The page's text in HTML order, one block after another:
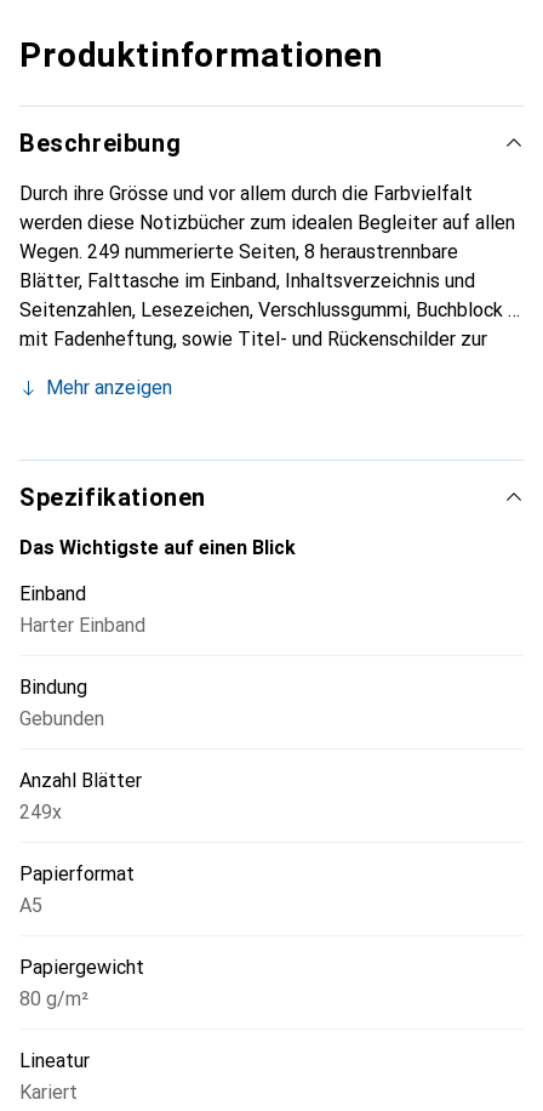
Produktinformationen
Beschreibung
Durch ihre Grösse und vor allem durch die Farbvielfalt
werden diese Notizbücher zum idealen Begleiter auf allen
Wegen. 249 nummerierte Seiten, 8 heraustrennbare
Blätter, Falttasche im Einband, Inhaltsverzeichnis und
Seitenzahlen, Lesezeichen, Verschlussgummi, Buchblock
mit Fadenheftung, sowie Titel- und Rückenschilder zur
Hauptmerkmalen dieser Notizbücher.
Mehr anzeigen
Spezifikationen
Das Wichtigste auf einen Blick
Einband
Harter Einband
Bindung
Gebunden
Anzahl Blätter
249x
Papierformat
A5
Papiergewicht
80 g/m²
Lineatur
Kariert